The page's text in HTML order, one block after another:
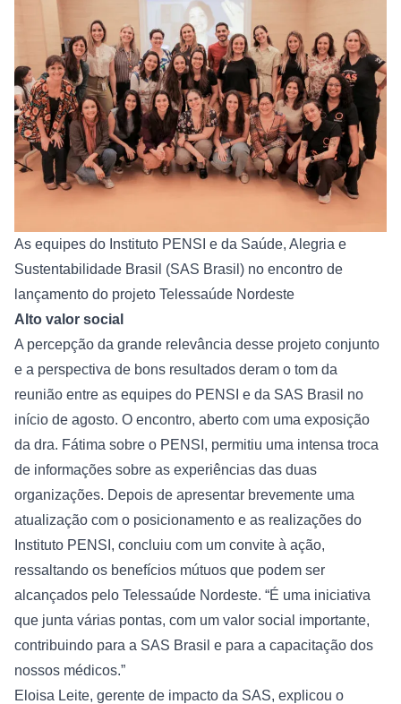
As equipes do Instituto PENSI e da Saúde, Alegria e
Sustentabilidade Brasil (SAS Brasil) no encontro de
lançamento do projeto Telessaúde Nordeste
Alto valor social
A percepção da grande relevância desse projeto conjunto
e a perspectiva de bons resultados deram o tom da
reunião entre as equipes do PENSI e da SAS Brasil no
início de agosto. O encontro, aberto com uma exposição
da dra. Fátima sobre o PENSI, permitiu uma intensa troca
de informações sobre as experiências das duas
organizações. Depois de apresentar brevemente uma
atualização com o posicionamento e as realizações do
Instituto PENSI, concluiu com um convite à ação,
ressaltando os benefícios mútuos que podem ser
alcançados pelo Telessaúde Nordeste. “É uma iniciativa
que junta várias pontas, com um valor social importante,
contribuindo para a SAS Brasil e para a capacitação dos
nossos médicos.”
Eloisa Leite, gerente de impacto da SAS, explicou o